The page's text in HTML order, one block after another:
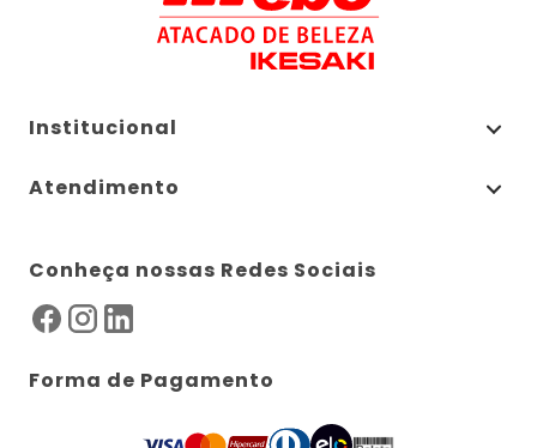
Institucional
Atendimento
Conheça nossas Redes Sociais
Forma de Pagamento